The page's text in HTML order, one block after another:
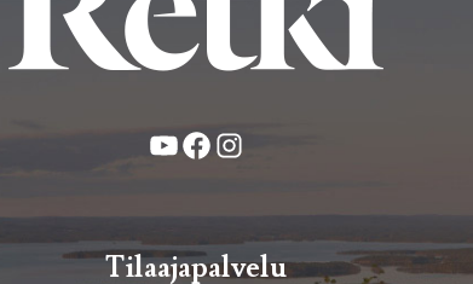
YouTube
FacebookInstagram
Tilaajapalvelu